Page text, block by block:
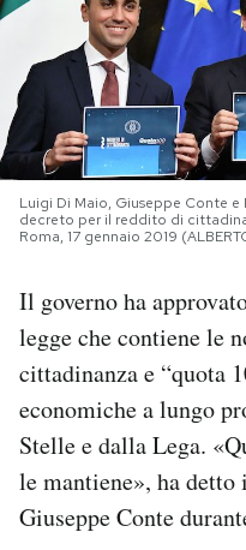
NEWSLETTER
I MIEI PREFERITI
SHOP
AREA PERSONALE
Area Personale
Newsletter
Notifiche mobile
Regala il Post
Hai bisogno di aiuto?
Luigi Di Maio, Giuseppe Conte
decreto per il reddito di
Roma, 17 gennaio 2019
Il governo ha
legge che contiene le
cittadinanza e “quota
economiche a lungo
Stelle e dalla Lega.
le mantiene», ha
Giuseppe Conte